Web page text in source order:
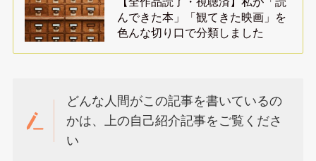
んできた本」「観てきた映画」を
色んな切り口で分類しました
どんな人間がこの記事を書いているの
かは、上の自己紹介記事をご覧くださ
い